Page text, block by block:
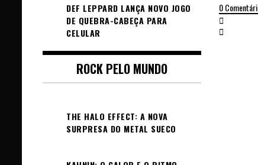
0
DEF LEPPARD LANÇA NOVO JOGO
DE QUEBRA-CABEÇA PARA
CELULAR
ROCK PELO MUNDO
THE HALO EFFECT: A NOVA
SURPRESA DO METAL SUECO